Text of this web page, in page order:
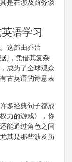
是在涉及商务谈
语学习
这部由乔治
剧，凭借其复杂
成为了全球观众
古英语的诗意表
多经典句子都成
力的游戏》，你
能通过角色之间
其是那些涉及历